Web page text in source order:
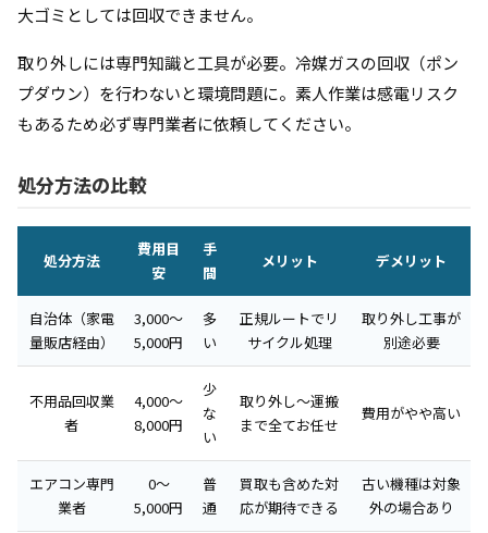
大ゴミとしては回収できません。
取り外しには専門知識と工具が必要。冷媒ガスの回収（ポン
プダウン）を行わないと環境問題に。素人作業は感電リスク
もあるため必ず専門業者に依頼してください。
処分方法の比較
処分方法
費用目
安
手
間
メリット デメリット
自治体（家電
量販店経由）
3,000〜
5,000円
多
い
正規ルートでリ
サイクル処理
取り外し工事が
別途必要
不用品回収業
者
4,000〜
8,000円
少
な
い
取り外し〜運搬
まで全てお任せ
費用がやや高い
エアコン専門
業者
0〜
5,000円
普
通
買取も含めた対
応が期待できる
古い機種は対象
外の場合あり